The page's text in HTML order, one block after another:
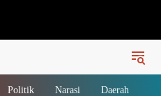
Politik Narasi Daerah